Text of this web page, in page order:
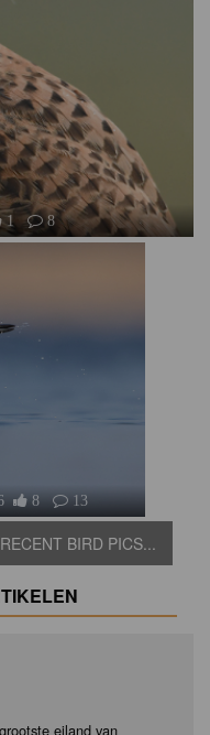
1 8
8 13
BIRD PICS...
eiland van